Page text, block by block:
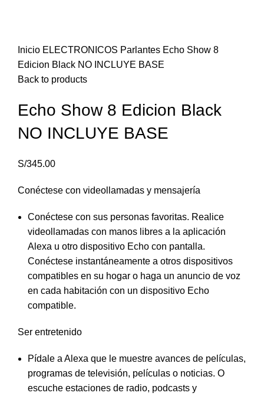
Inicio ELECTRONICOS Parlantes Echo Show 8
Edicion Black NO INCLUYE BASE
Back to products
Echo Show 8 Edicion Black
NO INCLUYE BASE
S/345.00
Conéctese con videollamadas y mensajería
Conéctese con sus personas favoritas. Realice
videollamadas con manos libres a la aplicación
Alexa u otro dispositivo Echo con pantalla.
Conéctese instantáneamente a otros dispositivos
compatibles en su hogar o haga un anuncio de voz
en cada habitación con un dispositivo Echo
compatible.
Ser entretenido
Pídale a Alexa que le muestre avances de películas,
programas de televisión, películas o noticias. O
escuche estaciones de radio, podcasts y